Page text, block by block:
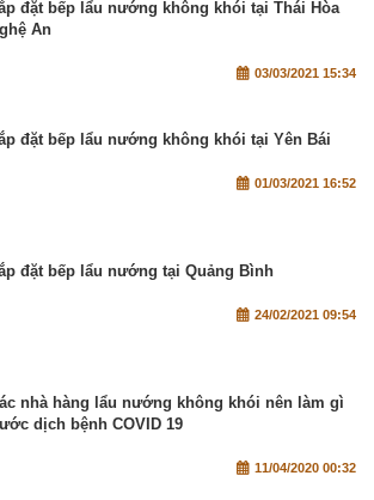
đặt bếp lẩu nướng không khói tại Thái Hòa
An
03/03/2021 15:34
đặt bếp lẩu nướng không khói tại Yên Bái
01/03/2021 16:52
đặt bếp lẩu nướng tại Quảng Bình
24/02/2021 09:54
nhà hàng lẩu nướng không khói nên làm gì
dịch bệnh COVID 19
11/04/2020 00:32